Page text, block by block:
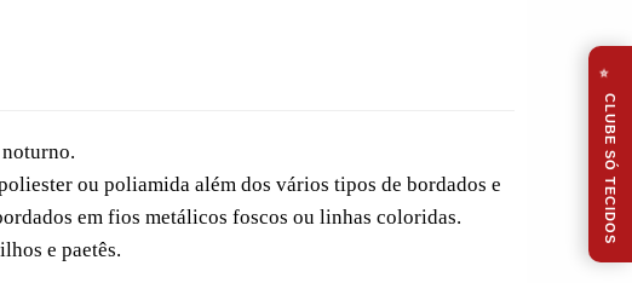
ou poliamida além dos vários tipos de bordados e
em fios metálicos foscos ou linhas coloridas.
e paetês.
⭐
CLUBE SÓ TECIDOS